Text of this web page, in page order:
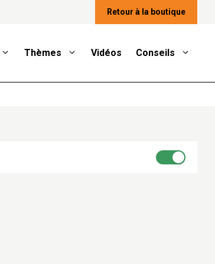
Retour à la boutique
Thèmes Vidéos Conseils